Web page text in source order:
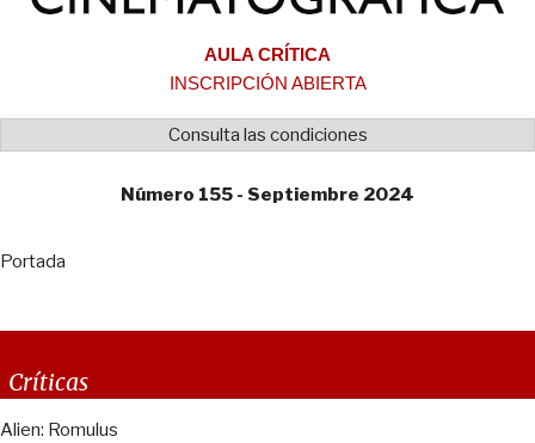
AULA CRÍTICA
INSCRIPCIÓN ABIERTA
Consulta las condiciones
Número 155 - Septiembre 2024
Portada
Críticas
Alien: Romulus